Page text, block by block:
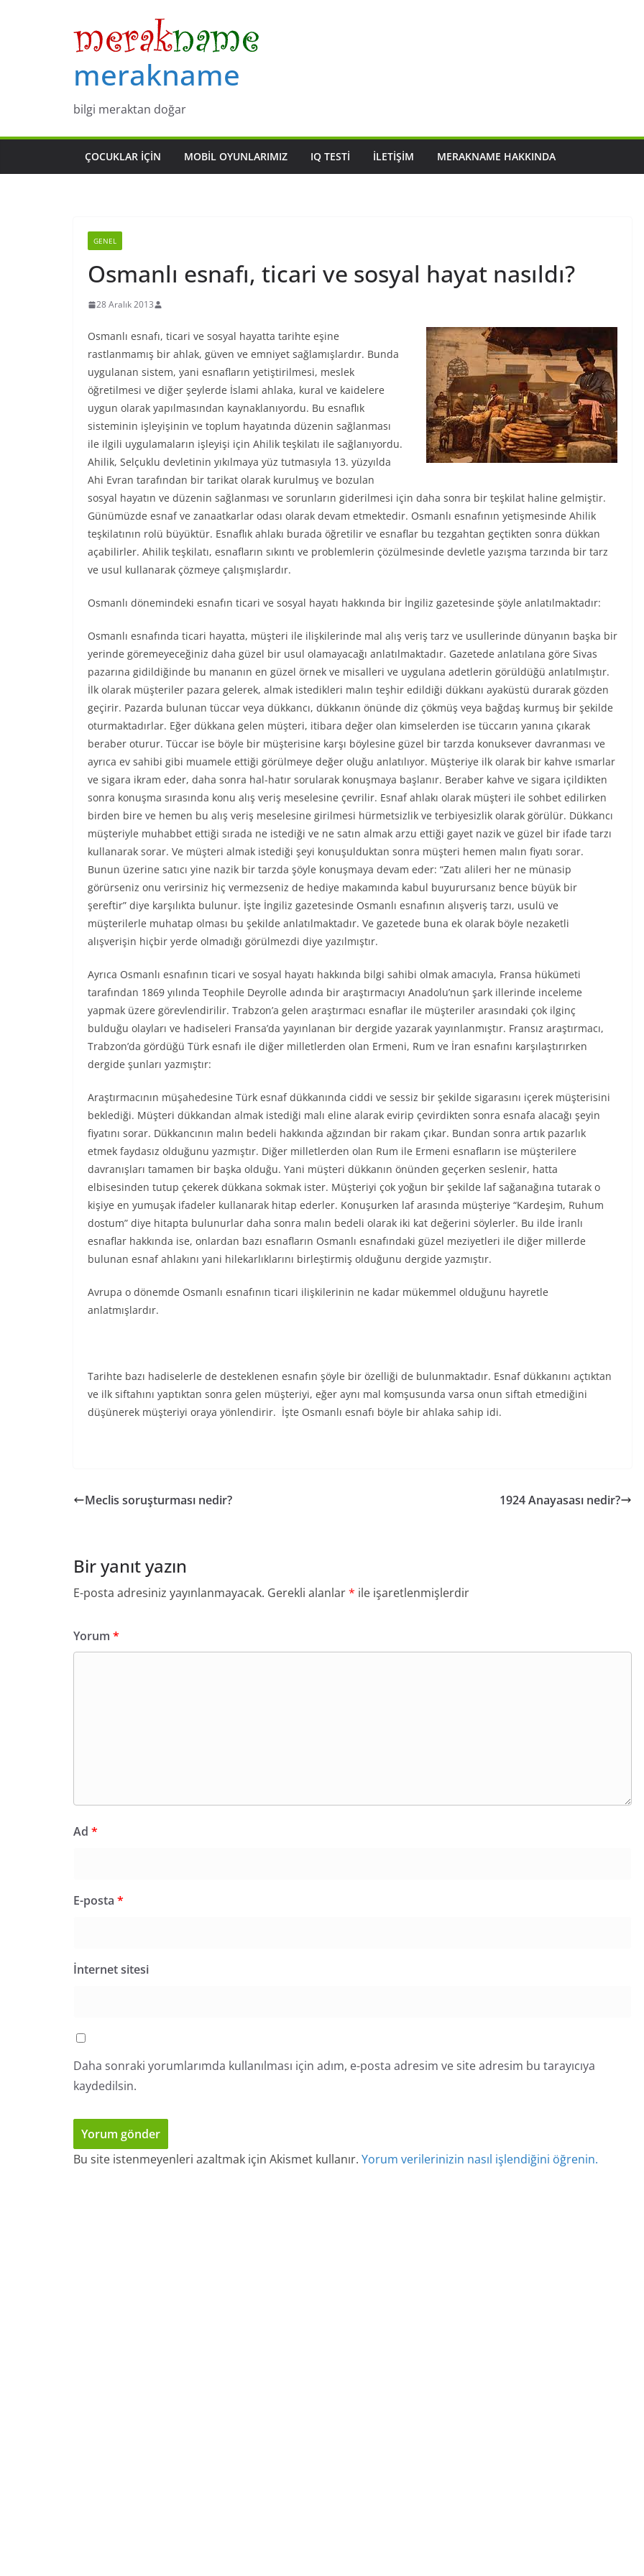
merakname
bilgi meraktan doğar
ÇOCUKLAR IÇIN MOBIL OYUNLARIMIZ IQ TESTI İLETIŞIM MERAKNAME HAKKINDA
GENEL
Osmanlı esnafı, ticari ve sosyal hayat nasıldı?
28 Aralık 2013
Osmanlı esnafı, ticari ve sosyal hayatta tarihte eşine
rastlanmamış bir ahlak, güven ve emniyet sağlamışlardır. Bunda
uygulanan sistem, yani esnafların yetiştirilmesi, meslek
öğretilmesi ve diğer şeylerde İslami ahlaka, kural ve kaidelere
uygun olarak yapılmasından kaynaklanıyordu. Bu esnaflık
sisteminin işleyişinin ve toplum hayatında düzenin sağlanması
ile ilgili uygulamaların işleyişi için Ahilik teşkilatı ile sağlanıyordu.
Ahilik, Selçuklu devletinin yıkılmaya yüz tutmasıyla 13. yüzyılda
Ahi Evran tarafından bir tarikat olarak kurulmuş ve bozulan
sosyal hayatın ve düzenin sağlanması ve sorunların giderilmesi için daha sonra bir teşkilat haline gelmiştir.
Günümüzde esnaf ve zanaatkarlar odası olarak devam etmektedir. Osmanlı esnafının yetişmesinde Ahilik
teşkilatının rolü büyüktür. Esnaflık ahlakı burada öğretilir ve esnaflar bu tezgahtan geçtikten sonra dükkan
açabilirler. Ahilik teşkilatı, esnafların sıkıntı ve problemlerin çözülmesinde devletle yazışma tarzında bir tarz
ve usul kullanarak çözmeye çalışmışlardır.
Osmanlı dönemindeki esnafın ticari ve sosyal hayatı hakkında bir İngiliz gazetesinde şöyle anlatılmaktadır:
Osmanlı esnafında ticari hayatta, müşteri ile ilişkilerinde mal alış veriş tarz ve usullerinde dünyanın başka bir
yerinde göremeyeceğiniz daha güzel bir usul olamayacağı anlatılmaktadır. Gazetede anlatılana göre Sivas
pazarına gidildiğinde bu mananın en güzel örnek ve misalleri ve uygulana adetlerin görüldüğü anlatılmıştır.
İlk olarak müşteriler pazara gelerek, almak istedikleri malın teşhir edildiği dükkanı ayaküstü durarak gözden
geçirir. Pazarda bulunan tüccar veya dükkancı, dükkanın önünde diz çökmüş veya bağdaş kurmuş bir şekilde
oturmaktadırlar. Eğer dükkana gelen müşteri, itibara değer olan kimselerden ise tüccarın yanına çıkarak
beraber oturur. Tüccar ise böyle bir müşterisine karşı böylesine güzel bir tarzda konuksever davranması ve
ayrıca ev sahibi gibi muamele ettiği görülmeye değer oluğu anlatılıyor. Müşteriye ilk olarak bir kahve ısmarlar
ve sigara ikram eder, daha sonra hal-hatır sorularak konuşmaya başlanır. Beraber kahve ve sigara içildikten
sonra konuşma sırasında konu alış veriş meselesine çevrilir. Esnaf ahlakı olarak müşteri ile sohbet edilirken
birden bire ve hemen bu alış veriş meselesine girilmesi hürmetsizlik ve terbiyesizlik olarak görülür. Dükkancı
müşteriyle muhabbet ettiği sırada ne istediği ve ne satın almak arzu ettiği gayet nazik ve güzel bir ifade tarzı
kullanarak sorar. Ve müşteri almak istediği şeyi konuşulduktan sonra müşteri hemen malın fiyatı sorar.
Bunun üzerine satıcı yine nazik bir tarzda şöyle konuşmaya devam eder: “Zatı alileri her ne münasip
görürseniz onu verirsiniz hiç vermezseniz de hediye makamında kabul buyurursanız bence büyük bir
şereftir” diye karşılıkta bulunur. İşte İngiliz gazetesinde Osmanlı esnafının alışveriş tarzı, usulü ve
müşterilerle muhatap olması bu şekilde anlatılmaktadır. Ve gazetede buna ek olarak böyle nezaketli
alışverişin hiçbir yerde olmadığı görülmezdi diye yazılmıştır.
Ayrıca Osmanlı esnafının ticari ve sosyal hayatı hakkında bilgi sahibi olmak amacıyla, Fransa hükümeti
tarafından 1869 yılında Teophile Deyrolle adında bir araştırmacıyı Anadolu’nun şark illerinde inceleme
yapmak üzere görevlendirilir. Trabzon’a gelen araştırmacı esnaflar ile müşteriler arasındaki çok ilginç
bulduğu olayları ve hadiseleri Fransa’da yayınlanan bir dergide yazarak yayınlanmıştır. Fransız araştırmacı,
Trabzon’da gördüğü Türk esnafı ile diğer milletlerden olan Ermeni, Rum ve İran esnafını karşılaştırırken
dergide şunları yazmıştır:
Araştırmacının müşahedesine Türk esnaf dükkanında ciddi ve sessiz bir şekilde sigarasını içerek müşterisini
beklediği. Müşteri dükkandan almak istediği malı eline alarak evirip çevirdikten sonra esnafa alacağı şeyin
fiyatını sorar. Dükkancının malın bedeli hakkında ağzından bir rakam çıkar. Bundan sonra artık pazarlık
etmek faydasız olduğunu yazmıştır. Diğer milletlerden olan Rum ile Ermeni esnafların ise müşterilere
davranışları tamamen bir başka olduğu. Yani müşteri dükkanın önünden geçerken seslenir, hatta
elbisesinden tutup çekerek dükkana sokmak ister. Müşteriyi çok yoğun bir şekilde laf sağanağına tutarak o
kişiye en yumuşak ifadeler kullanarak hitap ederler. Konuşurken laf arasında müşteriye “Kardeşim, Ruhum
dostum” diye hitapta bulunurlar daha sonra malın bedeli olarak iki kat değerini söylerler. Bu ilde İranlı
esnaflar hakkında ise, onlardan bazı esnafların Osmanlı esnafındaki güzel meziyetleri ile diğer millerde
bulunan esnaf ahlakını yani hilekarlıklarını birleştirmiş olduğunu dergide yazmıştır.
Avrupa o dönemde Osmanlı esnafının ticari ilişkilerinin ne kadar mükemmel olduğunu hayretle
anlatmışlardır.
Tarihte bazı hadiselerle de desteklenen esnafın şöyle bir özelliği de bulunmaktadır. Esnaf dükkanını açtıktan
ve ilk siftahını yaptıktan sonra gelen müşteriyi, eğer aynı mal komşusunda varsa onun siftah etmediğini
düşünerek müşteriyi oraya yönlendirir. İşte Osmanlı esnafı böyle bir ahlaka sahip idi.
Meclis soruşturması nedir? 1924 Anayasası nedir?
Bir yanıt yazın
E-posta adresiniz yayınlanmayacak. Gerekli alanlar* ile işaretlenmişlerdir
Yorum *
Ad *
E-posta *
İnternet sitesi
Daha sonraki yorumlarımda kullanılması için adım, e-posta adresim ve site adresim bu tarayıcıya
kaydedilsin.
Bu site istenmeyenleri azaltmak için Akismet kullanır. Yorum verilerinizin nasıl işlendiğini öğrenin.